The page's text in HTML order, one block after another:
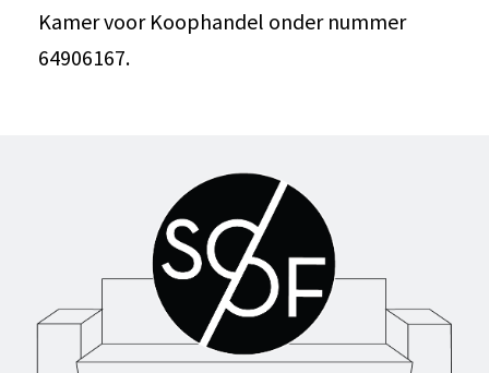
Kamer voor Koophandel onder nummer
64906167.